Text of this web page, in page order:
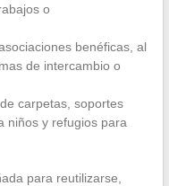
o
benéficas, al
de intercambio o
carpetas, soportes
niños y refugios para
para reutilizarse,